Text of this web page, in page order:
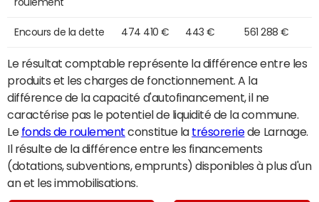
Encours de la dette 474 410 € 443 € 561 288 €
Le résultat comptable représente la différence entre les
produits et les charges de fonctionnement. A la
différence de la capacité d'autofinancement, il ne
caractérise pas le potentiel de liquidité de la commune.
Le fonds de roulement constitue la trésoreriede Larnage.
Il résulte de la différence entre les financements
(dotations, subventions, emprunts) disponibles à plus d'un
an et les immobilisations.